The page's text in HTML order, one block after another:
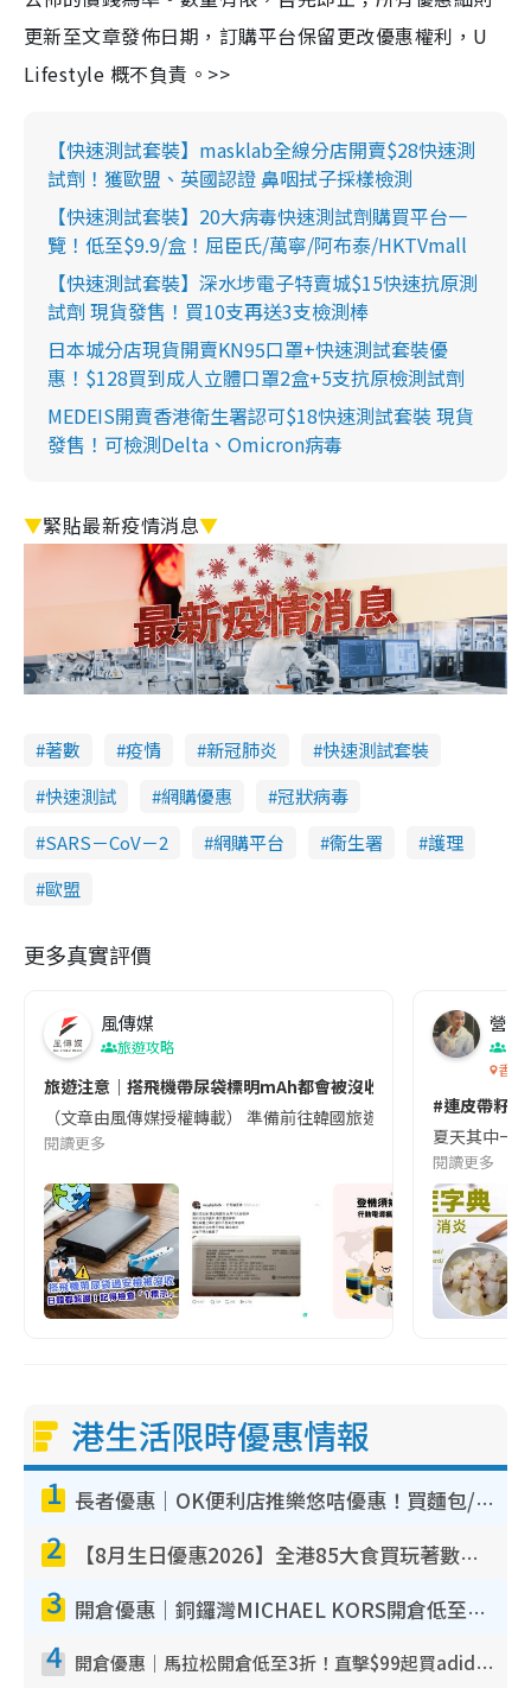
更新至文章發佈日期，訂購平台保留更改優惠權利，U
Lifestyle 概不負責。>>
【快速測試套裝】masklab全線分店開賣$28快速測
試劑！獲歐盟、英國認證 鼻咽拭子採樣檢測
【快速測試套裝】20大病毒快速測試劑購買平台一
覽！低至$9.9/盒！屈臣氏/萬寧/阿布泰/HKTVmall
【快速測試套裝】深水埗電子特賣城$15快速抗原測
試劑 現貨發售！買10支再送3支檢測棒
日本城分店現貨開賣KN95口罩+快速測試套裝優
惠！$128買到成人立體口罩2盒+5支抗原檢測試劑
MEDEIS開賣香港衛生署認可$18快速測試套裝 現貨
發售！可檢測Delta、Omicron病毒
▼緊貼最新疫情消息▼
著數 疫情 新冠肺炎
快速測試套裝
快速測試
網購優惠
冠狀病毒
SARS－CoV－2
網購平台 衞生署
護理
歐盟
更多真實評價
風傳媒
旅遊攻略
旅遊注意｜搭飛機帶尿袋標明mAh都會被沒收😱出發前切記檢查
（文章由風傳媒授權轉載） 準備前往韓國旅遊的民眾，近期要
閱讀更多
營養
香港
#連皮帶籽
夏天其中一
閱讀更多
港生活限時優惠情報
1 長者優惠｜OK便利店推樂悠咭優惠！買麵包/牛奶/保健品拍卡即減
2 【8月生日優惠2026】全港85大食買玩著數攻略 自助餐/火鍋放題同行免費＋誠品/DONKI送現金券
3 開倉優惠｜銅鑼灣MICHAEL KORS開倉低至17折！直擊$500起買手袋/銀包/鞋款 必買經典Jet Set系列
4 開倉優惠｜馬拉松開倉低至3折！直擊$99起買adidas／New Balance／Puma鞋款 STANLEY保溫杯劈價至$119起